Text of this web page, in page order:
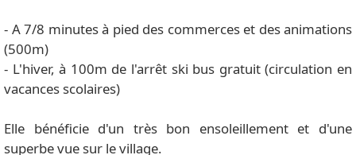
- A 7/8 minutes à pied des commerces et des animations
(500m)
- L'hiver, à 100m de l'arrêt ski bus gratuit (circulation en
vacances scolaires)
Elle bénéficie d'un très bon ensoleillement et d'une
superbe vue sur le village.